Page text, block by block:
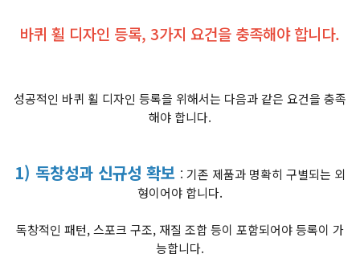
바퀴 휠 디자인 등록, 3가지 요건을 충족해야 합니다.
성공적인 바퀴 휠 디자인 등록을 위해서는 다음과 같은 요건을 충족
해야 합니다.
1) 독창성과 신규성 확보 : 기존 제품과 명확히 구별되는 외
형이어야 합니다.
독창적인 패턴, 스포크 구조, 재질 조합 등이 포함되어야 등록이 가
능합니다.